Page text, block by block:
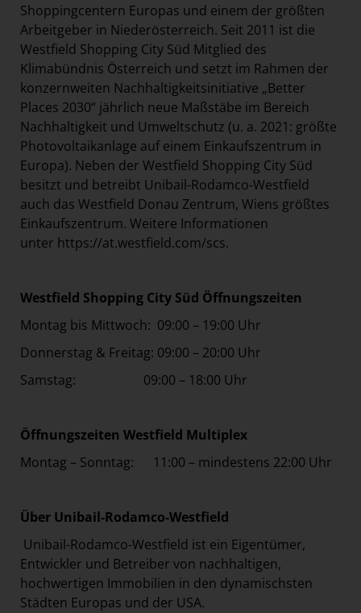
Shoppingcentern Europas und einem der größten
Arbeitgeber in Niederösterreich. Seit 2011 ist die
Westfield Shopping City Süd Mitglied des
Klimabündnis Österreich und setzt im Rahmen der
konzernweiten Nachhaltigkeitsinitiative „Better
Places 2030“ jährlich neue Maßstäbe im Bereich
Nachhaltigkeit und Umweltschutz (u. a. 2021: größte
Photovoltaikanlage auf einem Einkaufszentrum in
Europa). Neben der Westfield Shopping City Süd
besitzt und betreibt Unibail-Rodamco-Westfield
auch das Westfield Donau Zentrum, Wiens größtes
Einkaufszentrum. Weitere Informationen
unter https://at.westfield.com/scs.
Westfield Shopping City Süd Öffnungszeiten
Montag bis Mittwoch: 09:00 – 19:00 Uhr
Donnerstag & Freitag: 09:00 – 20:00 Uhr
Samstag: 09:00 – 18:00 Uhr
Öffnungszeiten Westfield Multiplex
Montag – Sonntag: 11:00 – mindestens 22:00 Uhr
Über Unibail-Rodamco-Westfield
Unibail-Rodamco-Westfield ist ein Eigentümer,
Entwickler und Betreiber von nachhaltigen,
hochwertigen Immobilien in den dynamischsten
Städten Europas und der USA.